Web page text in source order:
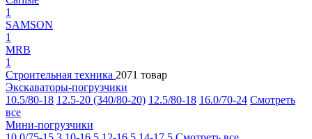
1
SAMSON
1
MRB
1
Строительная техника 2071 товар
Экскаваторы-погрузчики
10.5/80-18 12.5-20 (340/80-20) 12.5/80-18 16.0/70-24 Смотреть
все
Мини-погрузчики